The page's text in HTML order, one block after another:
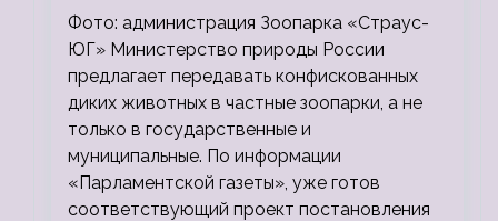
зоопарки
Фото: администрация Зоопарка «Страус-
ЮГ» Министерство природы России
предлагает передавать конфискованных
диких животных в частные зоопарки, а не
только в государственные и
муниципальные. По информации
«Парламентской газеты», уже готов
соответствующий проект постановления